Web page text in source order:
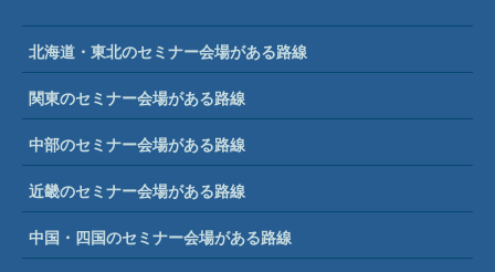
北海道・東北のセミナー会場がある路線
関東のセミナー会場がある路線
中部のセミナー会場がある路線
近畿のセミナー会場がある路線
中国・四国のセミナー会場がある路線